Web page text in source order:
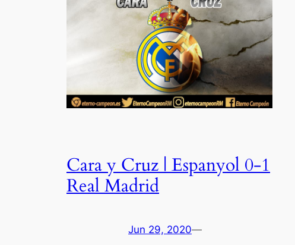
Cara y Cruz | Espanyol 0-1
Real Madrid
Jun 29, 2020—